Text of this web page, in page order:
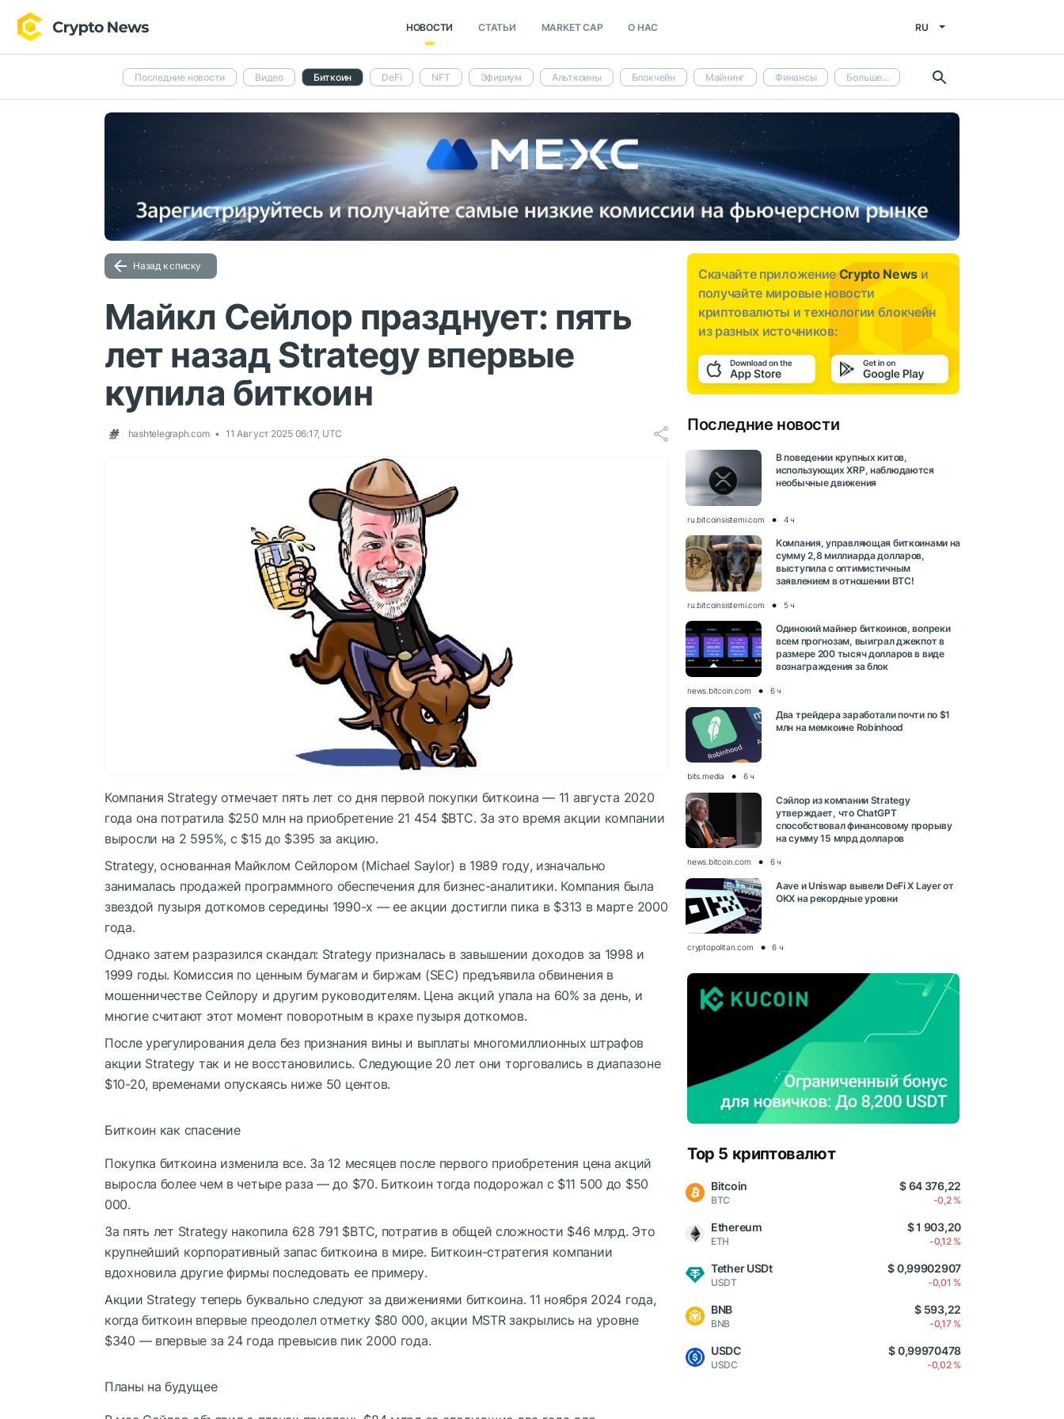
НОВОСТИ СТАТЬИ MARKET CAP О НАС RU
Последние новости Видео Биткоин DeFi NFT Эфириум Альткоины Блокчейн Майнинг Финансы Больше...
Назад к списку
Майкл Сейлор празднует: пять
лет назад Strategy впервые
купила биткоин
hashtelegraph.com 11 Август 2025 06:17, UTC
Компания Strategy отмечает пять лет со дня первой покупки биткоина — 11 августа 2020
года она потратила $250 млн на приобретение 21 454 $BTC. За это время акции компании
выросли на 2 595%, с $15 до $395 за акцию.
Strategy, основанная Майклом Сейлором (Michael Saylor) в 1989 году, изначально
занималась продажей программного обеспечения для бизнес-аналитики. Компания была
звездой пузыря доткомов середины 1990-х — ее акции достигли пика в $313 в марте 2000
года.
Однако затем разразился скандал: Strategy призналась в завышении доходов за 1998 и
1999 годы. Комиссия по ценным бумагам и биржам (SEC) предъявила обвинения в
мошенничестве Сейлору и другим руководителям. Цена акций упала на 60% за день, и
многие считают этот момент поворотным в крахе пузыря доткомов.
После урегулирования дела без признания вины и выплаты многомиллионных штрафов
акции Strategy так и не восстановились. Следующие 20 лет они торговались в диапазоне
$10-20, временами опускаясь ниже 50 центов.
Биткоин как спасение
Покупка биткоина изменила все. За 12 месяцев после первого приобретения цена акций
выросла более чем в четыре раза — до $70. Биткоин тогда подорожал с $11 500 до $50
000.
За пять лет Strategy накопила 628 791 $BTC, потратив в общей сложности $46 млрд. Это
крупнейший корпоративный запас биткоина в мире. Биткоин-стратегия компании
вдохновила другие фирмы последовать ее примеру.
Акции Strategy теперь буквально следуют за движениями биткоина. 11 ноября 2024 года,
когда биткоин впервые преодолел отметку $80 000, акции MSTR закрылись на уровне
$340 — впервые за 24 года превысив пик 2000 года.
Планы на будущее
Скачайте приложениеCrypto News и
получайте мировые новости
криптовалюты и технологии блокчейн
из разных источников:
Последние новости
В поведении крупных китов,
использующих XRP, наблюдаются
необычные движения
ru.bitcoinsistemi.com 4 ч
Компания, управляющая биткоинами на
сумму 2,8 миллиарда долларов,
выступила с оптимистичным
заявлением в отношении BTC!
ru.bitcoinsistemi.com 5 ч
Одинокий майнер биткоинов, вопреки
всем прогнозам, выиграл джекпот в
размере 200 тысяч долларов в виде
вознаграждения за блок
news.bitcoin.com 6 ч
Два трейдера заработали почти по $1
млн на мемкоине Robinhood
bits.media 6 ч
Сэйлор из компании Strategy
утверждает, что ChatGPT
способствовал финансовому прорыву
на сумму 15 млрд долларов
news.bitcoin.com 6 ч
Aave и Uniswap вывели DeFi X Layer от
OKX на рекордные уровни
cryptopolitan.com 6 ч
Top 5 криптовалют
Bitcoin
BTC
$ 64 376,22
-0,2 %
Ethereum
ETH
$ 1 903,20
-0,12 %
Tether USDt
USDT
$ 0,99902907
-0,01 %
BNB
BNB
$ 593,22
-0,17 %
USDC
USDC
$ 0,99970478
-0,02 %